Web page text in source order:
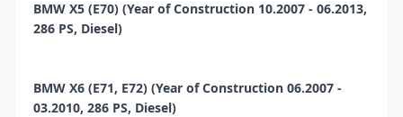
BMW X5 (E70) (Year of Construction 10.2007 - 06.2013,
286 PS, Diesel)
BMW X6 (E71, E72) (Year of Construction 06.2007 -
03.2010, 286 PS, Diesel)